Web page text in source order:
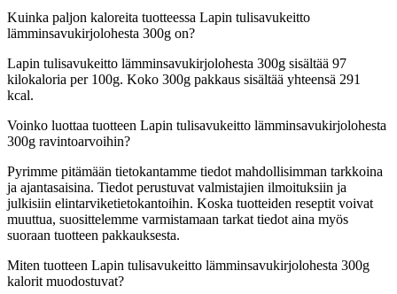
Kuinka paljon kaloreita tuotteessa Lapin tulisavukeitto
lämminsavukirjolohesta 300g on?
Lapin tulisavukeitto lämminsavukirjolohesta 300g sisältää 97
kilokaloria per 100g. Koko 300g pakkaus sisältää yhteensä 291
kcal.
Voinko luottaa tuotteen Lapin tulisavukeitto lämminsavukirjolohesta
300g ravintoarvoihin?
Pyrimme pitämään tietokantamme tiedot mahdollisimman tarkkoina
ja ajantasaisina. Tiedot perustuvat valmistajien ilmoituksiin ja
julkisiin elintarviketietokantoihin. Koska tuotteiden reseptit voivat
muuttua, suosittelemme varmistamaan tarkat tiedot aina myös
suoraan tuotteen pakkauksesta.
Miten tuotteen Lapin tulisavukeitto lämminsavukirjolohesta 300g
kalorit muodostuvat?